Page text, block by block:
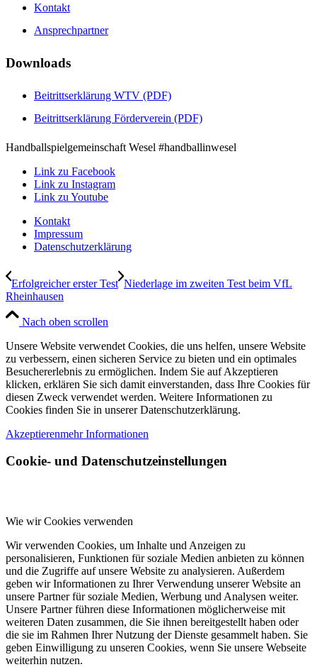
Kontakt
Ansprechpartner
Downloads
Beitrittserklärung WTV (PDF)
Beitrittserklärung Förderverein (PDF)
Handballspielgemeinschaft Wesel #handballinwesel
Link zu Facebook
Link zu Instagram
Link zu Youtube
Kontakt
Impressum
Datenschutzerklärung
Erfolgreicher erster Test Niederlage im zweiten Test beim VfL
Rheinhausen
Nach oben scrollen
Unsere Website verwendet Cookies, die uns helfen, unsere Website
zu verbessern, einen sicheren Service zu bieten und ein optimales
Besuchererlebnis zu ermöglichen. Indem Sie auf Akzeptieren
klicken, erklären Sie sich damit einverstanden, dass Ihre Cookies für
diesen Zweck verwendet werden. Weitere Informationen zu
Cookies finden Sie in unserer Datenschutzerklärung.
Akzeptierenmehr Informationen
Cookie- und Datenschutzeinstellungen
Wie wir Cookies verwenden
Wir verwenden Cookies, um Inhalte und Anzeigen zu
personalisieren, Funktionen für soziale Medien anbieten zu können
und die Zugriffe auf unsere Website zu analysieren. Außerdem
geben wir Informationen zu Ihrer Verwendung unserer Website an
unsere Partner für soziale Medien, Werbung und Analysen weiter.
Unsere Partner führen diese Informationen möglicherweise mit
weiteren Daten zusammen, die Sie ihnen bereitgestellt haben oder
die sie im Rahmen Ihrer Nutzung der Dienste gesammelt haben. Sie
geben Einwilligung zu unseren Cookies, wenn Sie unsere Webseite
weiterhin nutzen.